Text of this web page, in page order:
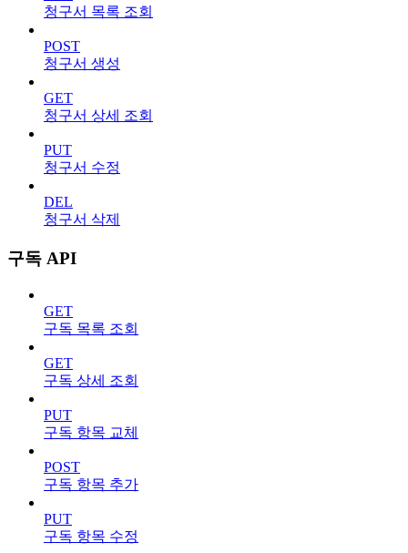
청구서 목록 조회
POST
청구서 생성
GET
청구서 상세 조회
PUT
청구서 수정
DEL
청구서 삭제
구독 API
GET
구독 목록 조회
GET
구독 상세 조회
PUT
구독 항목 교체
POST
구독 항목 추가
PUT
구독 항목 수정